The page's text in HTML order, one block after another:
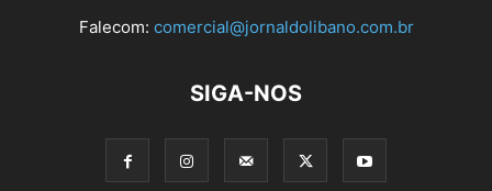
Falecom: comercial@jornaldolibano.com.br
SIGA-NOS